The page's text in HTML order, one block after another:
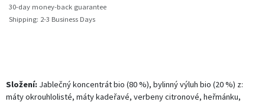
30-day money-back guarantee
Shipping: 2-3 Business Days
Složení: Jablečný koncentrát bio (80 %), bylinný výluh bio (20 %) z:
máty okrouhlolisté, máty kadeřavé, verbeny citronové, heřmánku,